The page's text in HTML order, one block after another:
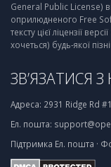
General Public License)
оприлюдненого Free
тексту цієї ліцензії
хочеться) будь-якої
ЗВ’ЯЗАТИСЯ
Адреса: 2931 Ridge Rd
Ел. пошта:
Підтримка Ел. пошта ·